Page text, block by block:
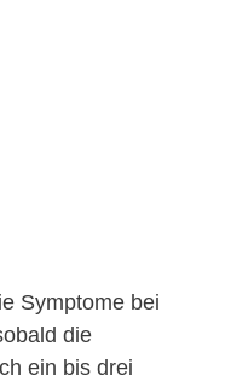
Symptome bei
die
ein bis drei